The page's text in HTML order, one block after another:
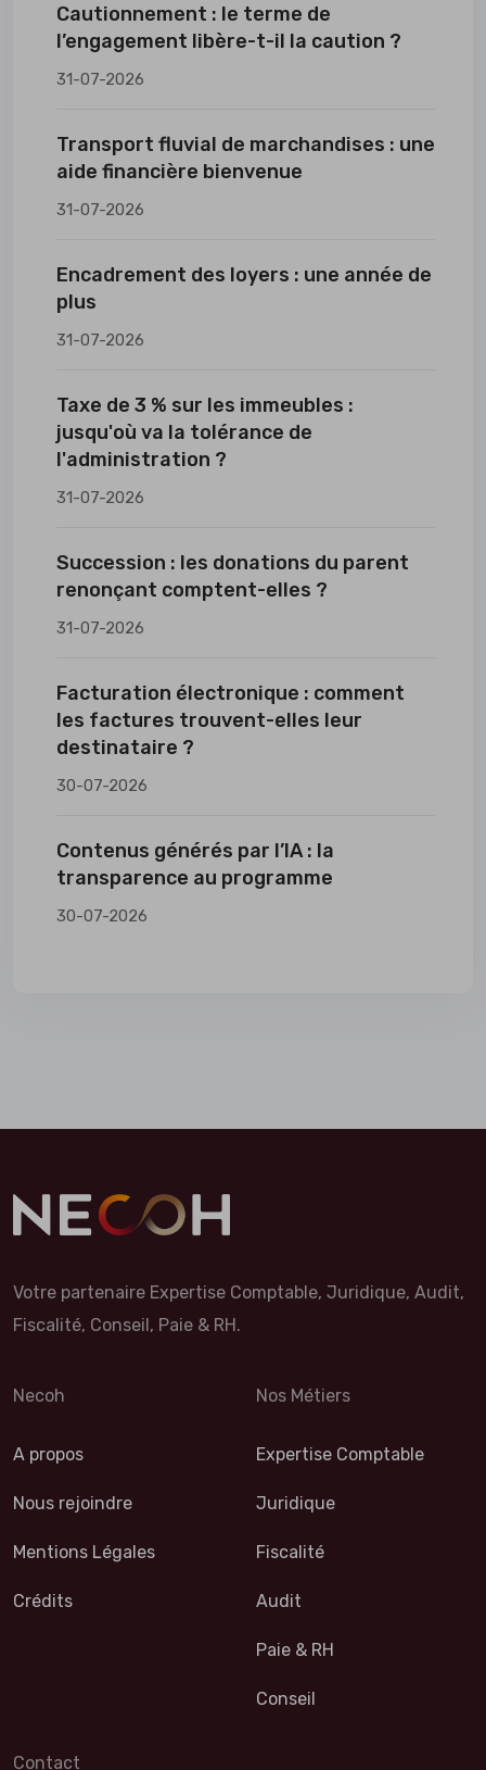
Cautionnement : le terme de
l’engagement libère-t-il la caution ?
31-07-2026
Transport fluvial de marchandises : une
aide financière bienvenue
31-07-2026
Encadrement des loyers : une année de
plus
31-07-2026
Taxe de 3 % sur les immeubles :
jusqu'où va la tolérance de
l'administration ?
31-07-2026
Succession : les donations du parent
renonçant comptent-elles ?
31-07-2026
Facturation électronique : comment
les factures trouvent-elles leur
destinataire ?
30-07-2026
Contenus générés par l’IA : la
transparence au programme
30-07-2026
Votre partenaire Expertise Comptable, Juridique, Audit,
Fiscalité, Conseil, Paie & RH.
Necoh
A propos
Nous rejoindre
Mentions Légales
Crédits
Nos Métiers
Expertise Comptable
Juridique
Fiscalité
Audit
Paie & RH
Conseil
Contact